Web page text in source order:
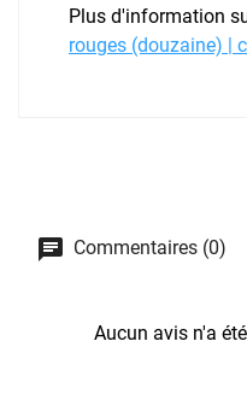
Plus d'information
rouges (douzaine) |
Commentaires (0)
Aucun avis n'a